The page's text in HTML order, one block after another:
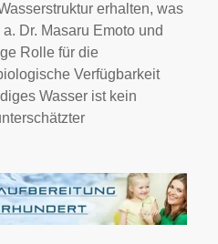
erhalten, was
Dr. Masaru Emoto und
Rolle für die
Verfügbarkeit
Wasser ist kein